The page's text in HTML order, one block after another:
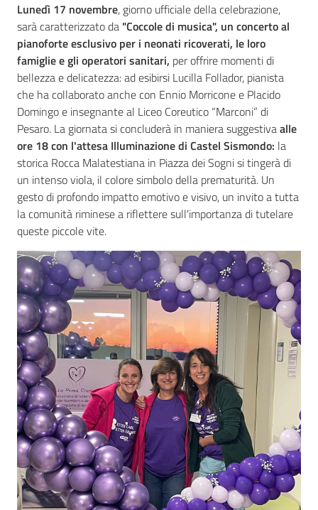
Lunedì 17 novembre, giorno ufficiale della celebrazione,
sarà caratterizzato da "Coccole di musica", un concerto al
pianoforte esclusivo per i neonati ricoverati, le loro
famiglie e gli operatori sanitari, per offrire momenti di
bellezza e delicatezza: ad esibirsi Lucilla Follador, pianista
che ha collaborato anche con Ennio Morricone e Placido
Domingo e insegnante al Liceo Coreutico “Marconi” di
Pesaro. La giornata si concluderà in maniera suggestivaalle
ore 18 con l'attesa Illuminazione di Castel Sismondo: la
storica Rocca Malatestiana in Piazza dei Sogni si tingerà di
un intenso viola, il colore simbolo della prematurità. Un
gesto di profondo impatto emotivo e visivo, un invito a tutta
la comunità riminese a riflettere sull'importanza di tutelare
queste piccole vite.